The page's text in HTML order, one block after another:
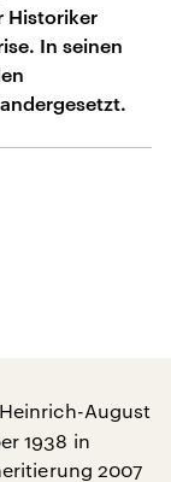
Historiker
In seinen
August
1938 in
2007